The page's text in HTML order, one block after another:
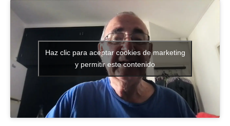
Zarzuela
UNED
De actualidad
Euskaldunak gara
Haz clic para aceptar cookies de marketing
y permitir este contenido